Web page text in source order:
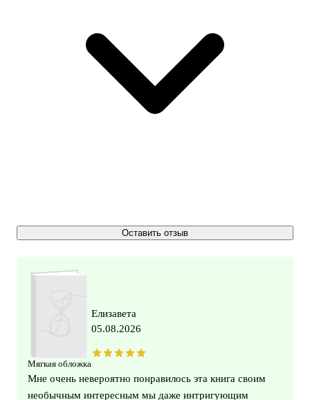
Оставить отзыв
Мягкая обложка
Елизавета
05.08.2026
Мне очень невероятно понравилось эта книга своим
необычным интересным мы даже интригующим